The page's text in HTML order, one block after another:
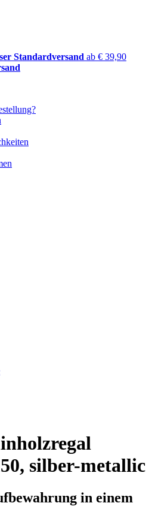
Standardversand ab € 39,90
silber-metallic
in einem